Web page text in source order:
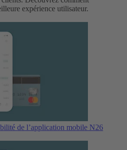
expérience utilisateur.
de l’application mobile N26